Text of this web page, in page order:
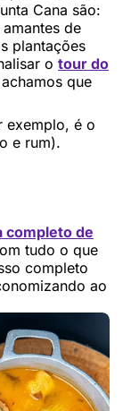
Cana são:
de
plantações
o tour do
que
exemplo, é o
e rum).
completo de
tudo o que
completo
ao